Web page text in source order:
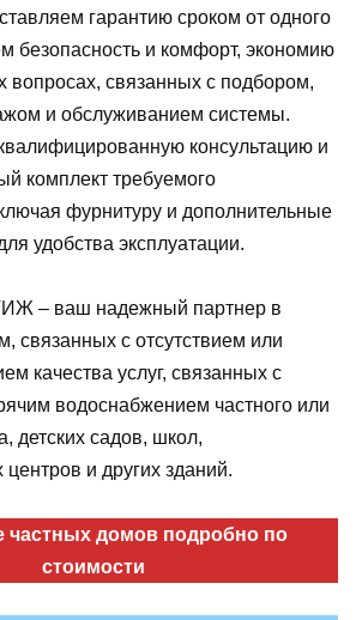
гарантию сроком от одного
безопасность и комфорт, экономию
вопросах, связанных с подбором,
и обслуживанием системы.
консультацию и
комплект требуемого
фурнитуру и дополнительные
удобства эксплуатации.
– ваш надежный партнер в
связанных с отсутствием или
качества услуг, связанных с
водоснабжением частного или
детских садов, школ,
центров и других зданий.
частных домов подробно по
стоимости